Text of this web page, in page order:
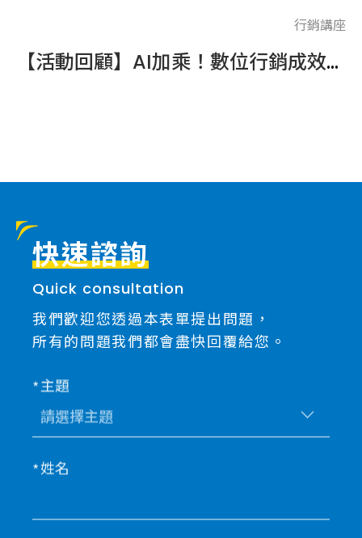
行銷講座
【活動回顧】AI加乘！數位行銷成效進化術好評再加場
快速諮詢
Quick consultation
我們歡迎您透過本表單提出問題，
所有的問題我們都會盡快回覆給您。
主題
姓名